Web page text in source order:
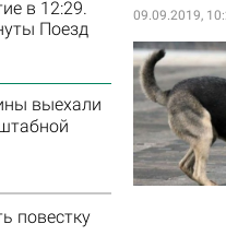
в 12:29.
Поезд
выехали
повестку
09.09.2019,